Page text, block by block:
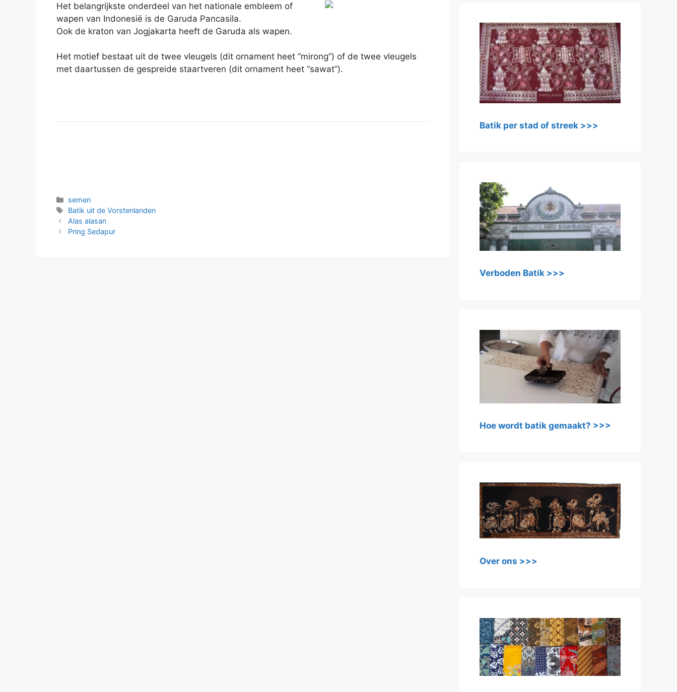
Het belangrijkste onderdeel van het nationale embleem of
wapen van Indonesië is de Garuda Pancasila.
Ook de kraton van Jogjakarta heeft de Garuda als wapen.
Het motief bestaat uit de twee vleugels (dit ornament heet “mirong”) of de twee vleugels
met daartussen de gespreide staartveren (dit ornament heet “sawat”).
Categorieën
semen
Tags
Batik uit de Vorstenlanden
Alas alasan
Pring Sedapur
Batik per stad of streek >>>
Verboden Batik >>>
Hoe wordt batik gemaakt? >>>
Over ons >>>